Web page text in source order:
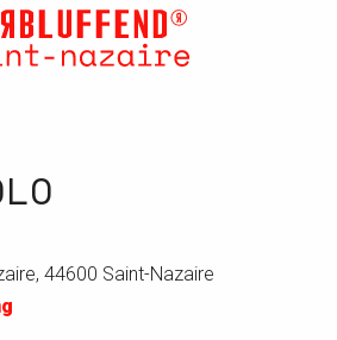
44600 Saint-Nazaire